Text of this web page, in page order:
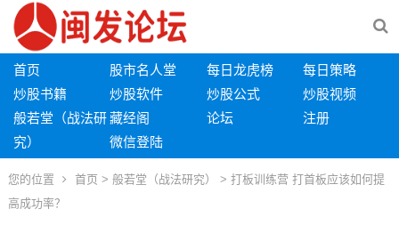
首页 股市名人堂 每日龙虎榜
每日策略
炒股书籍
炒股软件 炒股公式
炒股视频
般若堂（战法研
究）
藏经阁 论坛
注册
微信登陆
您的位置 首页 > 般若堂（战法研究）
> 打板训练营 打首板应该如何提
高成功率？